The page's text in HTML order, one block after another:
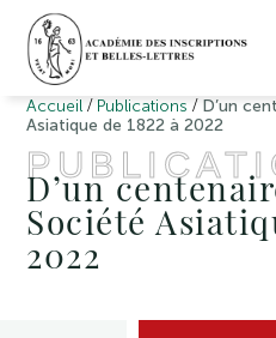
Accueil / Publications / D’un
Asiatique de 1822 à 2022
D’un
Société
2022